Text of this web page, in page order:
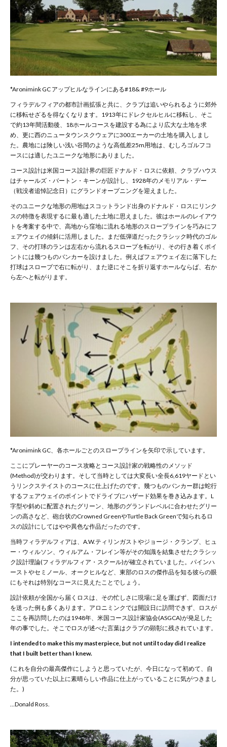
*Aronimink GC アップヒルなラインにある#18& #9ホール
フィラデルフィアの都市計画拡張と共に、クラブは追いやられるように郊外
に移転せざるを得なくなります。1913年にドレクセルヒルに移転し、そこ
で約13年間活動後、18ホールコースを建設する為により広大な土地を求
め、更に西のニュータウンスクウェアに300エーカーの土地を購入しまし
た。農地には険しい浅い谷間のような高低差25m用地は、むしろゴルフコ
ースには適したユニークな地形にありました。
コース設計は米国コース設計界の巨匠ドナルド・ロスに依頼、クラブハウス
はチャールズ・バートン・キーンが設計し、1928年のメモリアル・デー
（戦没者追悼記念日）にグランドオープニングを迎えました。
そのユニークな地形の用地はスコットランド出身のドナルド・ロスにリンク
スの特徴を表現するに最も適した土地に思えました。彼はホールのレイアウ
トを考案する中で、高地から窪地に流れる地形のスロープラインを巧みにフ
ェアウェイの傾斜に活用しました。まだ低弾道だったクラシック時代のゴル
フ、その打球のランは左右から流れるスロープを転がり、その行き着くポイ
ントには幾つものバンカーを設けました。例えばフェアウェイ左に落下した
打球はスロープで右に転がり、また逆にそこを折り返すホールならば、右か
ら左へと転がります。
*Aronimink GC、各ホールごとのスロープラインを矢印で示しています。
ここにプレーヤーのコース攻略とコース設計家の戦略性のメソッド
(Method)が交わります。そして当時としては大変長い全長6,619ヤードとい
うリンクステイストのコースに仕上げたのです。幾つものバンカー群は蛇行
するフェアウェイのポイントでドライブにハザード効果を巻き込みます。L
字型や斜めに配置されたグリーン、地形のグランドレベルに合わせたグリー
ンの高さなど、砲台状のCrowned GreenやTurtle Back Greenで知られるロ
スの設計にしてはやや異色な作品だったのです。
当時フィラデルフィアは、A.W.ティリンガストやジョージ・クランプ、ヒュ
ー・ウィルソン、ウィルアム・フレイン等がその知識を結集させたクラシッ
ク設計理論(フィラデルフィア・スクール)が確立されていました。パインハ
ーストやセミノール、オークヒルなど、東部のロスの傑作品を知る彼らの眼
にもそれは特別なコースに見えたことでしょう。
設計依頼が全国から届くロスは、その忙しさに現場に足を運ばず、図面だけ
を送った例も多くあります。アロニミンクでは開設日に訪問できず、ロスが
ここを再訪問したのは1948年、米国コース設計家協会(ASGCA)が発足した
年の事でした。そこでロスが述べた言葉はクラブの顕彰に残されています。
I intended to make this my masterpiece, but not until today did I realize
that I built better than I knew.
(これを自分の最高傑作にしようと思っていたが、今日になって初めて、自
分が思っていた以上に素晴らしい作品に仕上がっていることに気がつきまし
た。 )
…Donald Ross.